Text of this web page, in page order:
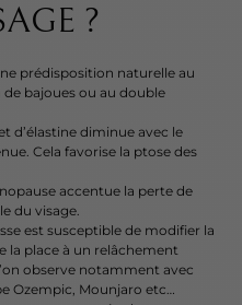
?
prédisposition naturelle au
bajoues ou au double
d’élastine diminue avec le
Cela favorise la ptose des
accentue la perte de
du visage.
est susceptible de modifier la
la place à un relâchement
observe notamment avec
Ozempic, Mounjaro etc…